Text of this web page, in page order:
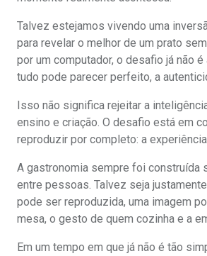
Talvez estejamos vivendo uma
para revelar o melhor de um prato
por um computador, o desafio já não
tudo pode parecer perfeito, a
Isso não significa rejeitar a
ensino e criação. O desafio está em
reproduzir por completo: a experiência
A gastronomia sempre foi construída
entre pessoas. Talvez seja
pode ser reproduzida, uma imagem
mesa, o gesto de quem cozinha e a
Em um tempo em que já não é tão